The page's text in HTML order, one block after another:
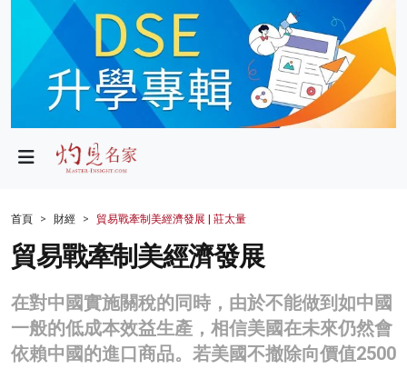
政局
財經
生活
商業
科技
首頁 財經 貿易戰牽制美經濟發展 | 莊太量
貿易戰牽制美經濟發展
在對中國實施關稅的同時，由於不能做到如中國
一般的低成本效益生產，相信美國在未來仍然會
依賴中國的進口商品。若美國不撤除向價值2500